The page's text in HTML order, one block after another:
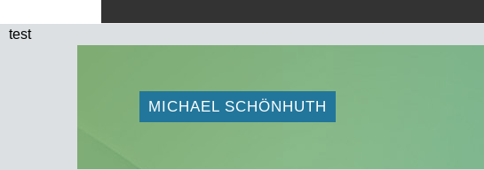
test
MICHAEL SCHÖNHUTH